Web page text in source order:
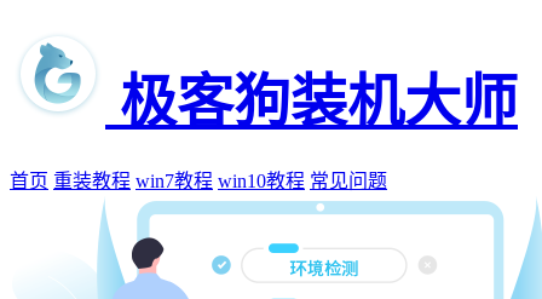
极客狗装机大师
首页 重装教程 win7教程 win10教程 常见问题